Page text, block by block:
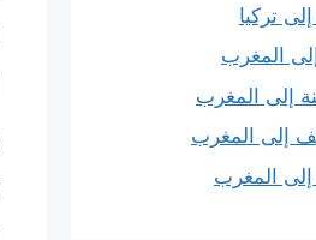
تركيا
المغرب
إلى المغرب
إلى المغرب
المغرب